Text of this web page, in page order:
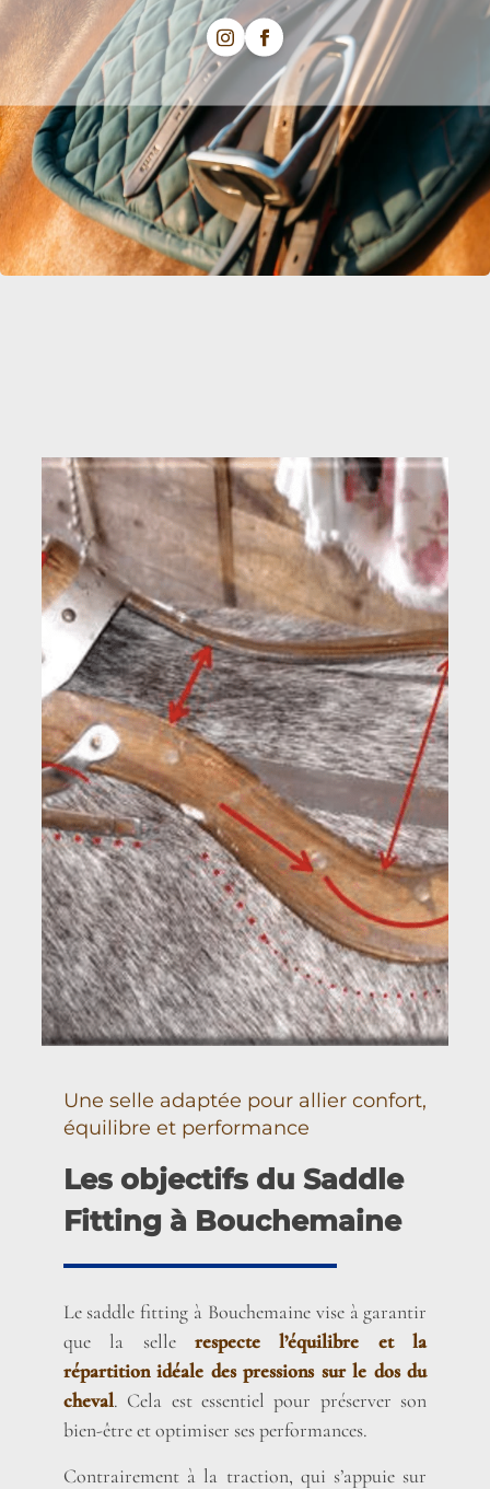
Une selle adaptée pour allier confort,
équilibre et performance
Les objectifs du Saddle
Fitting à Bouchemaine
Le saddle fitting à Bouchemaine vise à garantir
que la selle respecte l’équilibre et la
répartition idéale des pressions sur le dos du
cheval. Cela est essentiel pour préserver son
bien-être et optimiser ses performances.
Contrairement à la traction, qui s’appuie sur